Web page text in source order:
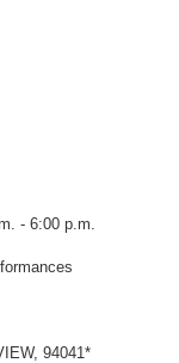
- 6:00 p.m.
94041*